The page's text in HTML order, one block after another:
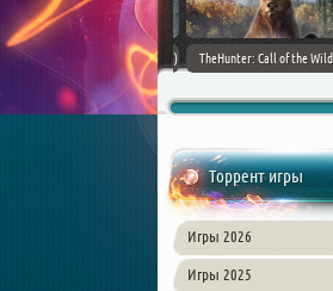
World [v 1.11.4 + DLCs] (2017)
PC | Лицензия
TheHunter: Call of the Wild [+
Торрент игры
Игры 2026
Игры 2025